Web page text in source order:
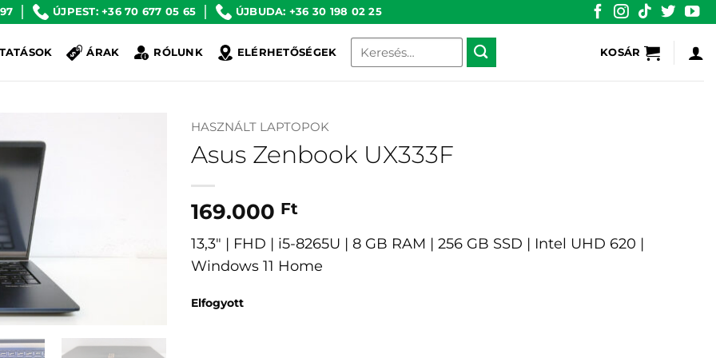
ÚJPEST: +36 70 677 05 65 ÚJBUDA: +36 30 198 02 25
ÁRAK RÓLUNK ELÉRHETŐSÉGEK
Keresés
következőre:
KOSÁR
HASZNÁLT LAPTOPOK
Asus Zenbook UX333F
169.000 Ft
13,3″ | FHD | i5-8265U | 8 GB RAM | 256 GB SSD | Intel UHD 620 |
Windows 11 Home
Elfogyott